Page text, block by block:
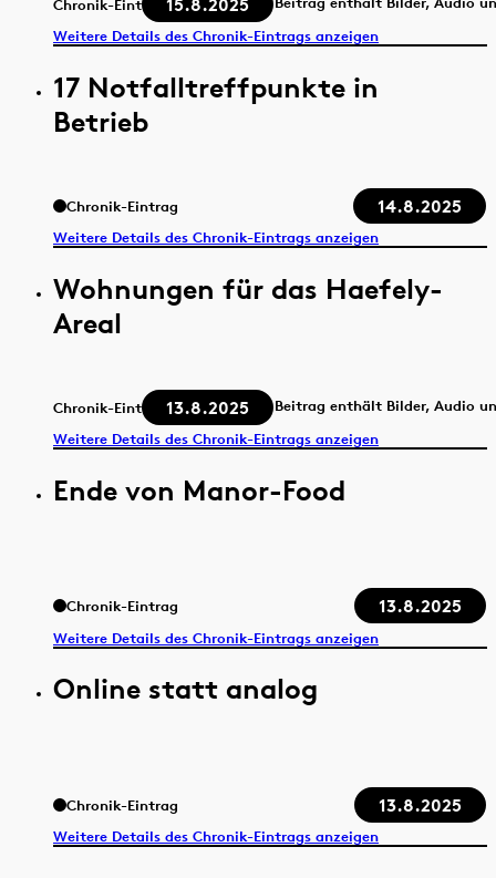
Chronik-Eintrag
Weitere Details des Chronik-Eintrags anzeigen
17 Notfalltreffpunkte in
Betrieb
Chronik-Eintrag 14.8.2025
Weitere Details des Chronik-Eintrags anzeigen
Wohnungen für das Haefely-
Areal
Chronik-Eintrag 13.8.2025
Beitrag enthält Bilder, Audio
Weitere Details des Chronik-Eintrags anzeigen
Ende von Manor-Food
Chronik-Eintrag 13.8.2025
Weitere Details des Chronik-Eintrags anzeigen
Online statt analog
Chronik-Eintrag 13.8.2025
Weitere Details des Chronik-Eintrags anzeigen